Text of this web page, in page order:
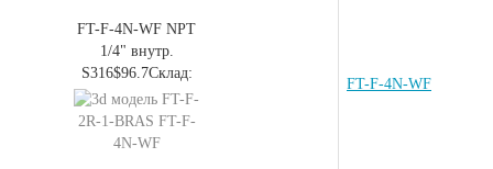
FT-F-4N-WF NPT
1/4" внутр.
S316$96.7Склад:
FT-F-4N-WF